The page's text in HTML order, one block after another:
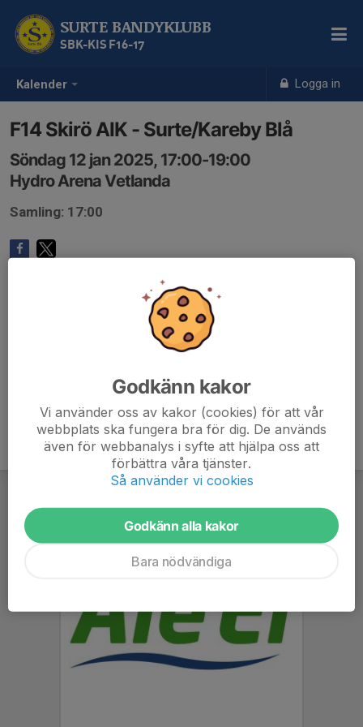
Kalender Logga in
SURTE BANDYKLUBB
SBK-KIS F16-17
F14 Skirö AIK - Surte/Kareby Blå
Söndag 12 jan 2025, 17:00-19:00
Hydro Arena Vetlanda
Samling: 17:00
Godkänn kakor
Vi använder oss av kakor (cookies) för att vår
webbplats ska fungera bra för dig. De används
även för webbanalys i syfte att hjälpa oss att
förbättra våra tjänster.
Så använder vi cookies
Godkänn alla kakor
Bara nödvändiga